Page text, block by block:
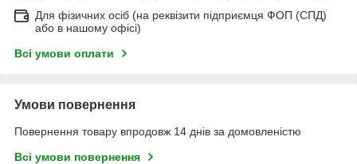
Для фізичних осіб (на реквізити підприємця ФОП (СПД)
або в нашому офісі)
Всі умови оплати
Умови повернення
Повернення товару впродовж 14 днів за домовленістю
Всі умови повернення